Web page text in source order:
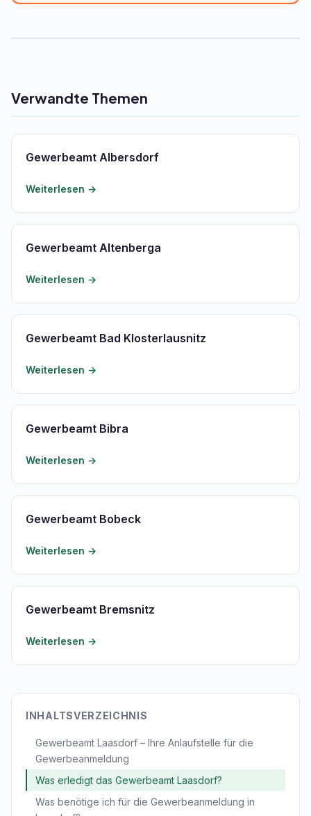
Verwandte Themen
Gewerbeamt Albersdorf
Weiterlesen →
Gewerbeamt Altenberga
Weiterlesen →
Gewerbeamt Bad Klosterlausnitz
Weiterlesen →
Gewerbeamt Bibra
Weiterlesen →
Gewerbeamt Bobeck
Weiterlesen →
Gewerbeamt Bremsnitz
Weiterlesen →
INHALTSVERZEICHNIS
Gewerbeamt Laasdorf – Ihre Anlaufstelle für die
Gewerbeanmeldung
Was erledigt das Gewerbeamt Laasdorf?
Was benötige ich für die Gewerbeanmeldung in